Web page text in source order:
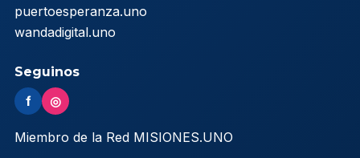
puertoesperanza.uno
wandadigital.uno
Seguinos
f ◎
Miembro de la Red MISIONES.UNO